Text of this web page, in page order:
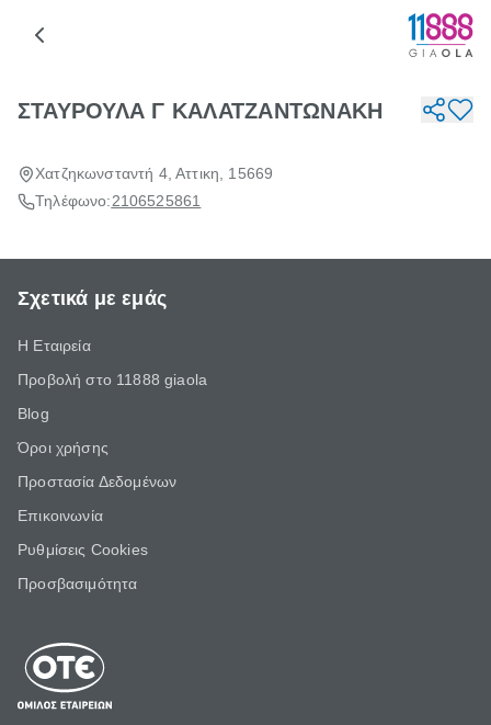
ΣΤΑΥΡΟΥΛΑ Γ ΚΑΛΑΤΖΑΝΤΩΝΑΚΗ
Χατζηκωνσταντή 4, Αττικη, 15669
Τηλέφωνο:2106525861
Σχετικά με εμάς
Η Εταιρεία
Προβολή στο 11888 giaola
Blog
Όροι χρήσης
Προστασία Δεδομένων
Επικοινωνία
Ρυθμίσεις Cookies
Προσβασιμότητα